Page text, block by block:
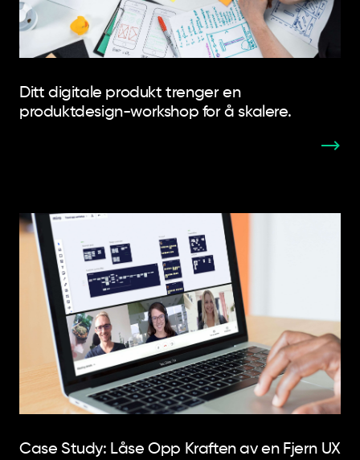
Ditt digitale produkt trenger en
produktdesign-workshop for å skalere.
Case Study: Låse Opp Kraften av en Fjern UX